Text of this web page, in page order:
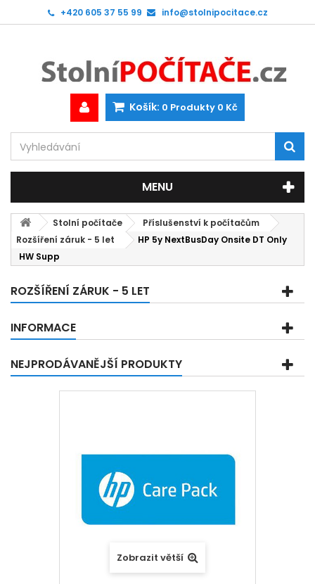
+420 605 37 55 99 info@stolnipocitace.cz
Košík: 0 Produkty 0 Kč
MENU
Stolní počítače
Příslušenství k počítačům
Rozšíření záruk - 5 let
HP 5y NextBusDay Onsite DT Only
HW Supp
ROZŠÍŘENÍ ZÁRUK - 5 LET
INFORMACE
NEJPRODÁVANĚJŠÍ PRODUKTY
Zobrazit větší